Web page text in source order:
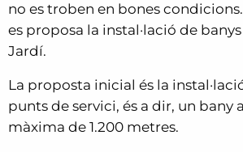
no es troben en bones
es proposa la instal·lació de
Jardí.
La proposta inicial és la
punts de servici, és a dir, un bany
màxima de 1.200 metres.